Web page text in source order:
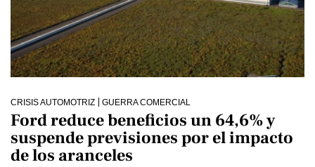
CRISIS AUTOMOTRIZ GUERRA COMERCIAL
Ford reduce beneficios un 64,6% y
suspende previsiones por el impacto
de los aranceles